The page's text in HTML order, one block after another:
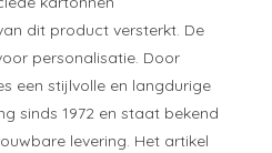
dit product versterkt. De
personalisatie. Door
een stijlvolle en langdurige
sinds 1972 en staat bekend
levering. Het artikel